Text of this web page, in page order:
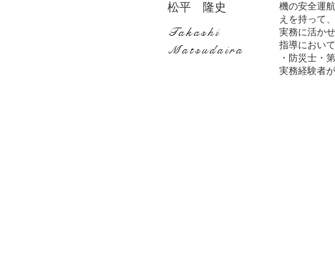
松平 隆史
Takashi
Matsudaira
機の安全運
えを持って
実務に活か
指導におい
・防災士・
実務経験者